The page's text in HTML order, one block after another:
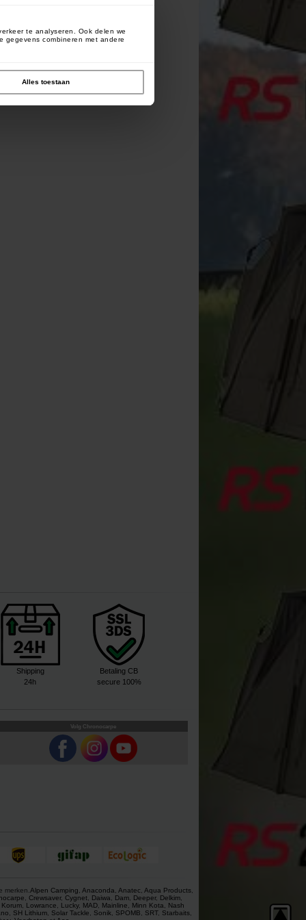
te analyseren. Ook delen we
gegevens combineren met andere
Alles toestaan
Shipping
24h
Betaling CB
secure 100%
Volg Chronocarpe
merken.Alpen Camping, Anaconda, Anatec, Aqua Products,
, Crewsaver, Cygnet, Daiwa, Dam, Deeper, Delkim,
Korum, Lowrance, Lucky, MAD, Mainline, Minn Kota, Nash
, SH Lithium, Solar Tackle, Sonik, SPOMB, SRT, Starbaits,